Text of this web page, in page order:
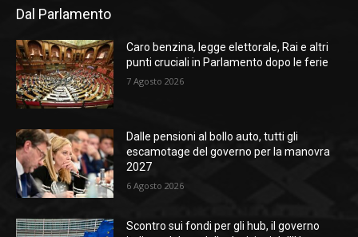
Dal Parlamento
Caro benzina, legge elettorale, Rai e altri
punti cruciali in Parlamento dopo le ferie
7 Agosto 2026
Dalle pensioni al bollo auto, tutti gli
escamotage del governo per la manovra
2027
6 Agosto 2026
Scontro sui fondi per gli hub, il governo